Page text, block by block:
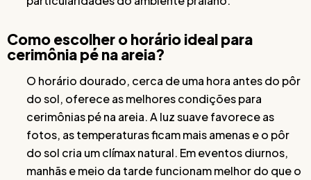
Como escolher o horário ideal para
cerimônia pé na areia?
O horário dourado, cerca de uma hora antes do pôr
do sol, oferece as melhores condições para
cerimônias pé na areia. A luz suave favorece as
fotos, as temperaturas ficam mais amenas e o pôr
do sol cria um clímax natural. Em eventos diurnos,
manhãs e meio da tarde funcionam melhor do que o